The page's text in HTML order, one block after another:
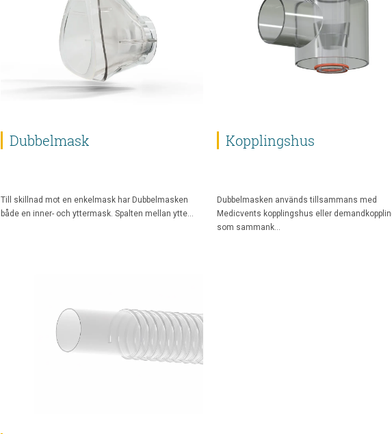
Dubbelmask
Till skillnad mot en enkelmask har Dubbelmasken
både en inner- och yttermask. Spalten mellan ytte…
Kopplingshus
Dubbelmasken används tillsammans med
Medicvents kopplingshus eller
som sammank…